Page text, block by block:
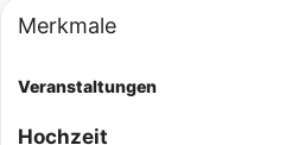
Merkmale
Veranstaltungen
Hochzeit